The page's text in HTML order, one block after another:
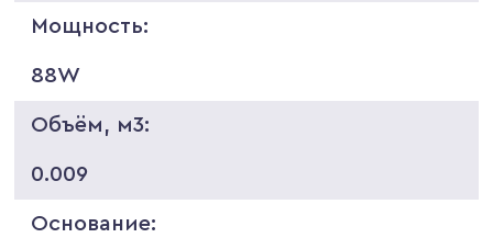
Мощность:
88W
Объём, м3:
0.009
Основание: